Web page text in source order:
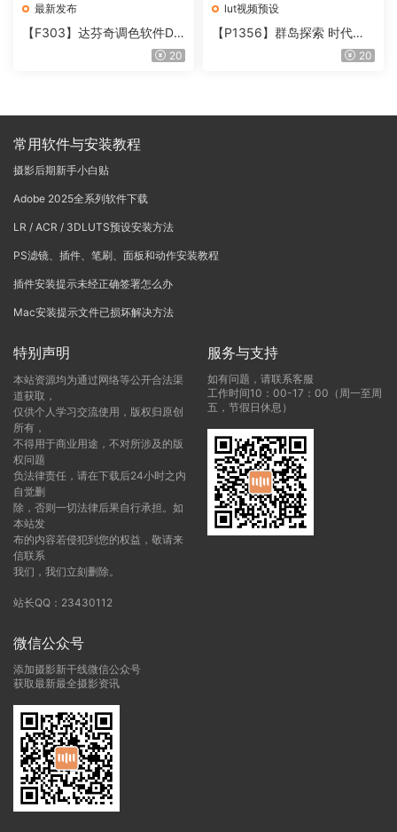
最新发布
【F303】达芬奇调色软件Da
Vinci Resolve Studio21.0.320
lut视频预设
【P1356】群岛探索 时代马
戏团 – QUEST 60 调色预设A
20
常用软件与安装教程
摄影后期新手小白贴
Adobe 2025全系列软件下载
LR / ACR / 3DLUTS预设安装方法
PS滤镜、插件、笔刷、面板和动作安装教程
插件安装提示未经正确签署怎么办
Mac安装提示文件已损坏解决方法
特别声明
本站资源均为通过网络等公开合法渠
道获取，
仅供个人学习交流使用，版权归原创
所有，
不得用于商业用途，不对所涉及的版
权问题
负法律责任，请在下载后24小时之内
自觉删
除，否则一切法律后果自行承担。如
本站发
布的内容若侵犯到您的权益，敬请来
信联系
我们，我们立刻删除。
站长QQ：23430112
服务与支持
如有问题，请联系客服
工作时间10：00-17：00（周一至周
五，节假日休息）
微信公众号
添加摄影新干线微信公众号
获取最新最全摄影资讯